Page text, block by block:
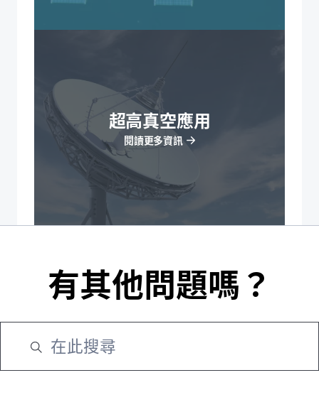
超高真空應用
閱讀更多資訊
有其他問題嗎？